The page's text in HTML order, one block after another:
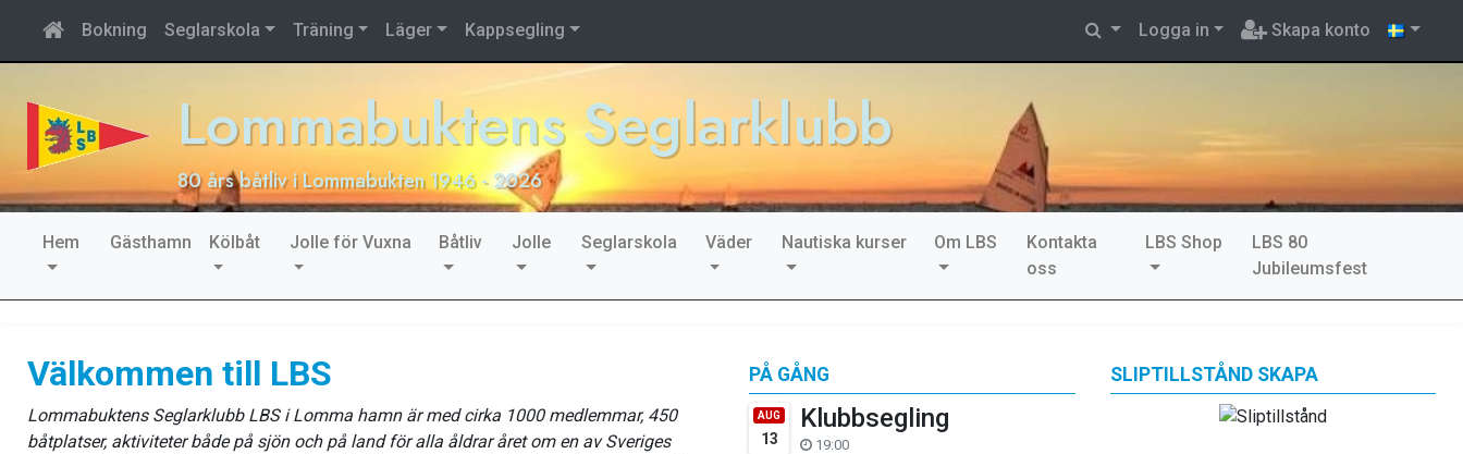
Bokning Seglarskola Träning Läger Kappsegling Logga in Skapa konto
Lommabuktens Seglarklubb
80 års båtliv i Lommabukten 1946 - 2026
Hem Gästhamn Kölbåt Jolle för Vuxna Båtliv Jolle Seglarskola Väder Nautiska kurser Om LBS
Kontakta
oss
LBS Shop
LBS 80
Jubileumsfest
PÅ GÅNG
AUG
13
Klubbsegling
19:00
Välkommen till LBS
Lommabuktens Seglarklubb LBS i Lomma hamn är med cirka 1000 medlemmar, 450
båtplatser, aktiviteter både på sjön och på land för alla åldrar året om en av Sveriges
SLIPTILLSTÅND SKAPA